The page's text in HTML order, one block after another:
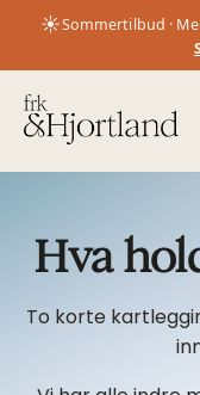
☀️Sommertilbud ·
Hva
To korte